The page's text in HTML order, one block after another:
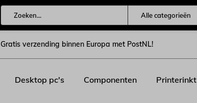
Alle categorieën
Gratis verzending binnen Europa met PostNL!
Desktop pc's Componenten Printerinkt